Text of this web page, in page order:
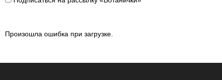
Произошла ошибка при загрузке.